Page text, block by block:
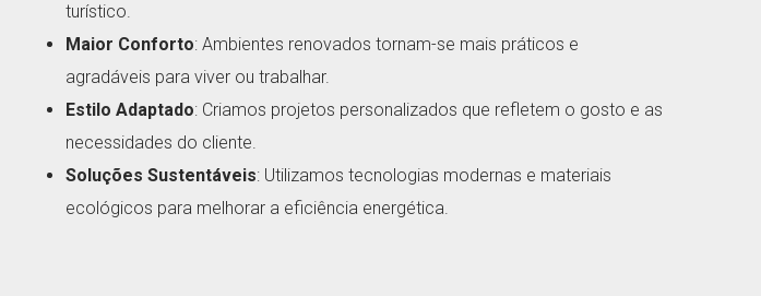
turístico.
Maior Conforto: Ambientes renovados tornam-se mais práticos e
agradáveis para viver ou trabalhar.
Estilo Adaptado: Criamos projetos personalizados que refletem o gosto e as
necessidades do cliente.
Soluções Sustentáveis: Utilizamos tecnologias modernas e materiais
ecológicos para melhorar a eficiência energética.